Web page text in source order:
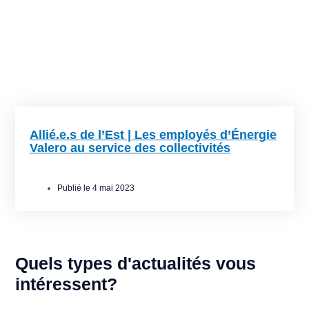
Allié.e.s de l’Est | Les employés d’Énergie
Valero au service des collectivités
Publié le 4 mai 2023
Quels types d'actualités vous
intéressent?